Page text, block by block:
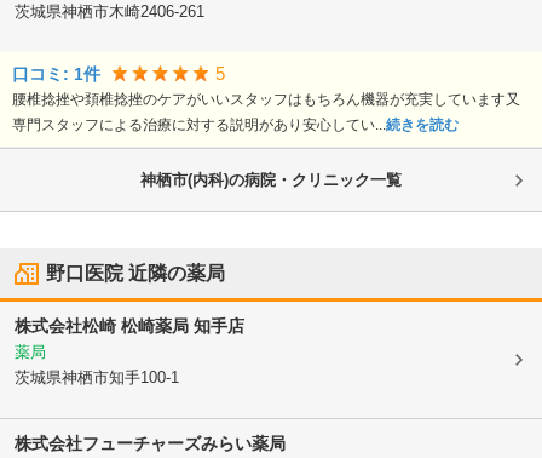
茨城県神栖市木崎2406-261
口コミ: 1件 5
腰椎捻挫や頚椎捻挫のケアがいいスタッフはもちろん機器が充実しています又
専門スタッフによる治療に対する説明があり安心してい... 続きを読む
神栖市(内科)の病院・クリニック一覧
野口医院近隣の薬局
株式会社松崎 松崎薬局 知手店
薬局
茨城県神栖市知手100-1
株式会社フューチャーズみらい薬局